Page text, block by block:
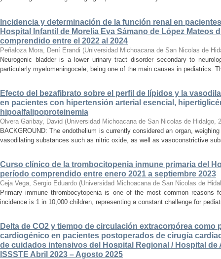
Incidencia y determinación de la función renal en
Hospital Infantil de Morelia Eva Sámano de López Mateos
comprendido entre el 2022 al 2024
Peñaloza Mora, Dení Erandi (Universidad Michoacana de San Nicolas de
Neurogenic bladder is a lower urinary tract disorder secondary to
particularly myelomeningocele, being one of the main causes in pediatrics.
Efecto del bezafibrato sobre el perfil de lípidos y la
en pacientes con hipertensión arterial esencial,
hipoalfalipoproteinemia
Olvera Garibay, David (Universidad Michoacana de San Nicolas de Hidalgo,
BACKGROUND: The endothelium is currently considered an organ,
vasodilating substances such as nitric oxide, as well as vasoconstrictive
Curso clínico de la trombocitopenia inmune primaria del
período comprendido entre enero 2021 a septiembre 2023
Ceja Vega, Sergio Eduardo (Universidad Michoacana de San Nicolas de
Primary immune thrombocytopenia is one of the most common reasons
incidence is 1 in 10,000 children, representing a constant challenge for
Delta de CO2 y tiempo de circulación extracorpórea como
cardiogénico en pacientes postoperados de cirugía
de cuidados intensivos del Hospital Regional / Hospital de
ISSSTE Abril 2023 – Agosto 2025